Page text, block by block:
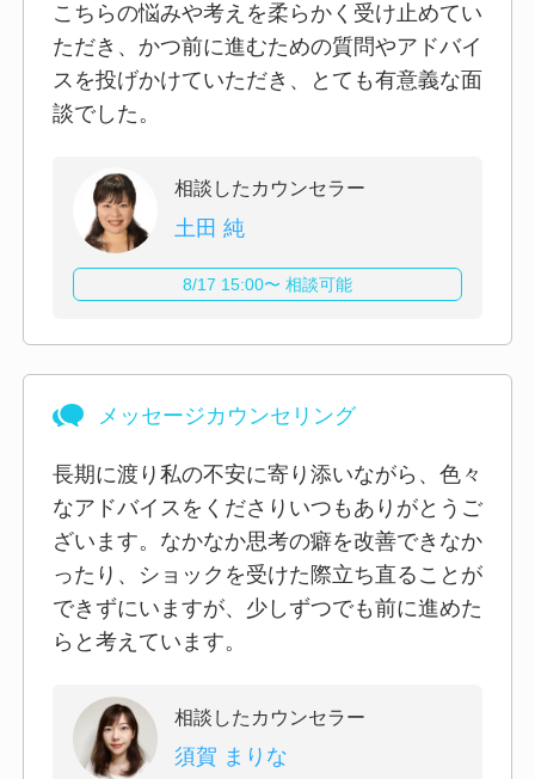
こちらの悩みや考えを柔らかく受け止めてい
ただき、かつ前に進むための質問やアドバイ
スを投げかけていただき、とても有意義な面
談でした。
相談したカウンセラー
土田 純
8/17 15:00〜 相談可能
メッセージカウンセリング
長期に渡り私の不安に寄り添いながら、色々
なアドバイスをくださりいつもありがとうご
ざいます。なかなか思考の癖を改善できなか
ったり、ショックを受けた際立ち直ることが
できずにいますが、少しずつでも前に進めた
らと考えています。
相談したカウンセラー
須賀 まりな